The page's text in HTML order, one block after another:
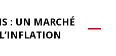
: UN MARCHÉ